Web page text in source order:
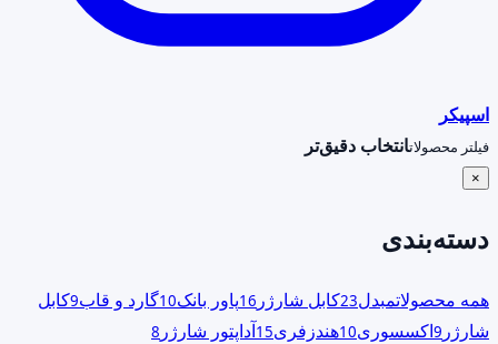
اسپیکر
فیلتر محصولاتانتخاب دقیق‌تر
×
دسته‌بندی
همه محصولاتمبدل23کابل شارژر 16پاور بانک10گارد و قاب9کابل
شارژر 9اکسسوری10هندزفری15آداپتور شارژر 8